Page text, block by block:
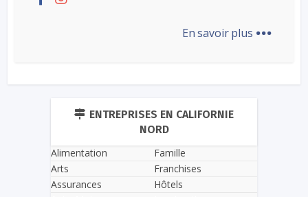
En savoir plus ...
ENTREPRISES EN CALIFORNIE
NORD
Alimentation
Arts
Assurances
Famille
Franchises
Hôtels